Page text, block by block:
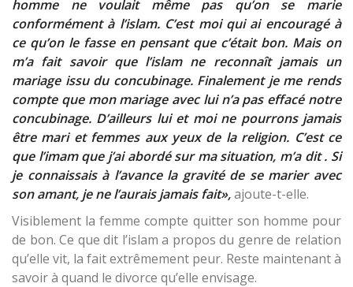
homme ne voulait même pas qu’on se marie
conformément à l’islam. C’est moi qui ai encouragé à
ce qu’on le fasse en pensant que c’était bon. Mais on
m’a fait savoir que l’islam ne reconnaît jamais un
mariage issu du concubinage. Finalement je me rends
compte que mon mariage avec lui n’a pas effacé notre
concubinage. D’ailleurs lui et moi ne pourrons jamais
être mari et femmes aux yeux de la religion. C’est ce
que l’imam que j’ai abordé sur ma situation, m’a dit . Si
je connaissais à l’avance la gravité de se marier avec
son amant, je ne l’aurais jamais fait»,ajoute-t-elle.
Visiblement la femme compte quitter son homme pour
de bon. Ce que dit l’islam a propos du genre de relation
qu’elle vit, la fait extrêmement peur. Reste maintenant à
savoir à quand le divorce qu’elle envisage.